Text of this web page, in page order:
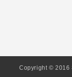
Copyright © 2016